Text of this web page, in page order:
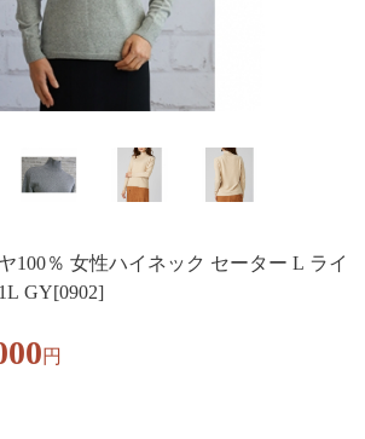
100％ 女性ハイネック セーター L ライ
GY[0902]
円